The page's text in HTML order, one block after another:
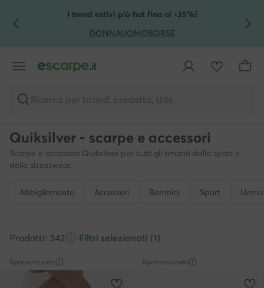
VAI AL CONTENUTO PRINCIPALE
VAI ALLA RICERCAI trend estivi più hot fino al -35%!
DONNAUOMOBORSE
Ricerca per brand, prodotto, stile
Quiksilver - scarpe e accessori
Scarpe e accessori Quiksilver per tutti gli amanti dello sport e
dello streetwear.
Abbigliamento Accessori Bambini Sport Uomo
Prodotti: 342 ·Filtri selezionati (1)
Sponsorizzato Sponsorizzato